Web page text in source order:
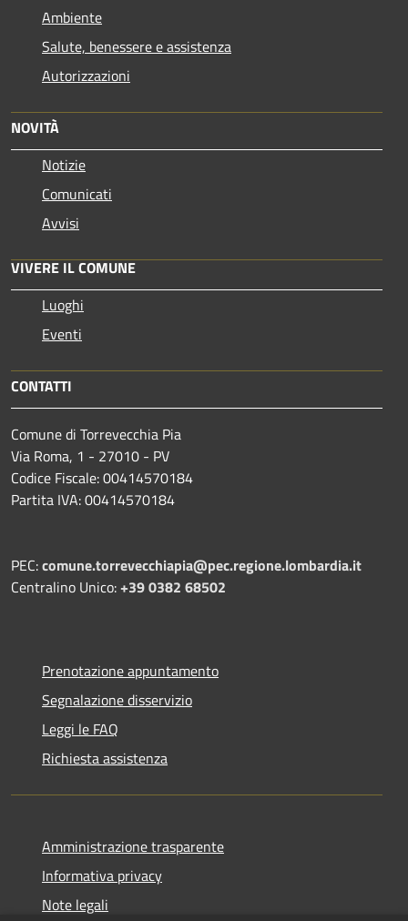
Ambiente
Salute, benessere e assistenza
Autorizzazioni
NOVITÀ
Notizie
Comunicati
Avvisi
VIVERE IL COMUNE
Luoghi
Eventi
CONTATTI
Comune di Torrevecchia Pia
Via Roma, 1 - 27010 - PV
Codice Fiscale: 00414570184
Partita IVA: 00414570184
PEC:comune.torrevecchiapia@pec.regione.lombardia.it
Centralino Unico:+39 0382 68502
Prenotazione appuntamento
Segnalazione disservizio
Leggi le FAQ
Richiesta assistenza
Amministrazione trasparente
Informativa privacy
Note legali